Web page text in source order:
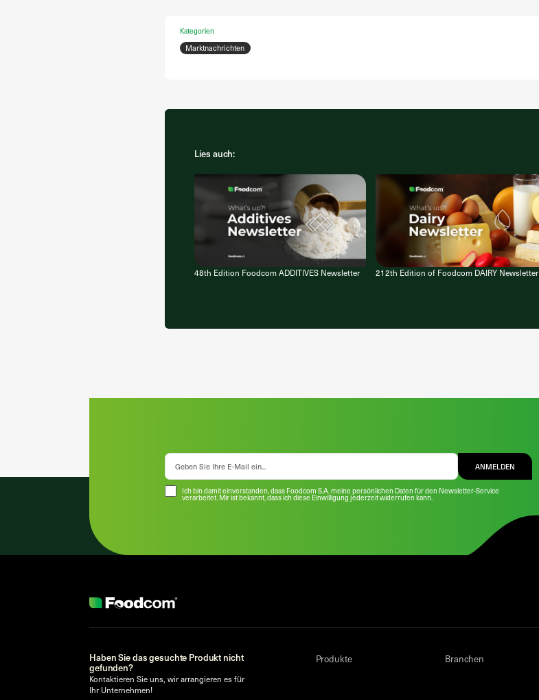
Kategorien
Marktnachrichten
Lies auch:
48th Edition Foodcom ADDITIVES Newsletter 212th Edition of Foodcom DAIRY Newsletter
Ich bin damit einverstanden, dass Foodcom S.A. meine persönlichen Daten für den Newsletter-Service
verarbeitet. Mir ist bekannt, dass ich diese Einwilligung jederzeit widerrufen kann.
ANMELDEN
Haben Sie das gesuchte Produkt nicht
gefunden?
Kontaktieren Sie uns, wir arrangieren es für
Ihr Unternehmen!
Produkte Branchen